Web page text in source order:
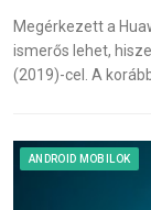
Megérkezett a
ismerős lehet,
(2019)-cel. A
ANDROID MOBILOK